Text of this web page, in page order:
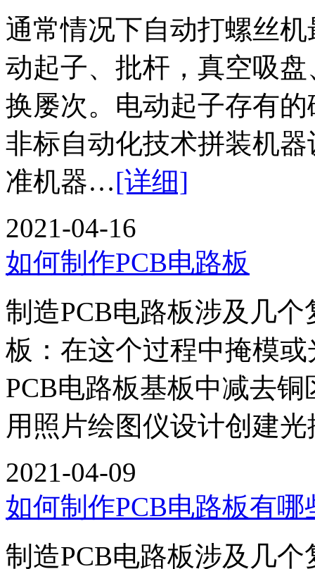
通常情况下自动打螺丝
动起子、批杆，真空吸
换屡次。电动起子存有
非标自动化技术拼装机
准机器…[详细]
2021-04-16
如何制作PCB电路板
制造PCB电路板涉及
板：在这个过程中掩模
PCB电路板基板中减去
用照片绘图仪设计创建
2021-04-09
如何制作PCB电路板有哪
制造PCB电路板涉及